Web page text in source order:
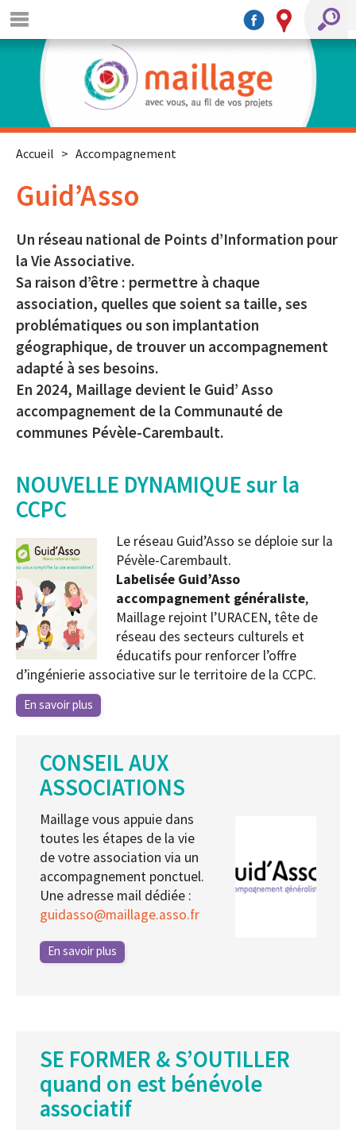
Accueil > Accompagnement
Guid’Asso
Un réseau national de Points d’Information pour
la Vie Associative.
Sa raison d’être : permettre à chaque
association, quelles que soient sa taille, ses
problématiques ou son implantation
géographique, de trouver un accompagnement
adapté à ses besoins.
En 2024, Maillage devient le Guid’ Asso
accompagnement de la Communauté de
communes Pévèle-Carembault.
NOUVELLE DYNAMIQUE sur la
CCPC
Le réseau Guid’Asso se déploie sur la
Pévèle-Carembault.
Labelisée Guid’Asso
accompagnement généraliste,
Maillage rejoint l’URACEN, tête de
réseau des secteurs culturels et
éducatifs pour renforcer l’offre
d’ingénierie associative sur le territoire de la CCPC.
En savoir plus
CONSEIL AUX
ASSOCIATIONS
Maillage vous appuie dans
toutes les étapes de la vie
de votre association via un
accompagnement ponctuel.
Une adresse mail dédiée :
guidasso@maillage.asso.fr
En savoir plus
SE FORMER & S’OUTILLER
quand on est bénévole
associatif